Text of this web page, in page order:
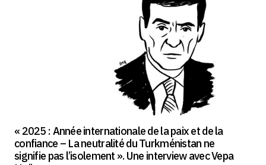
« 2025 : Année internationale de la paix et de la
confiance – La neutralité du Turkménistan ne
signifie pas l’isolement ». Une interview avec Vepa